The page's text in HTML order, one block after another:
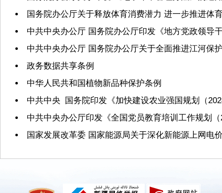
国务院办公厅关于释放体育消费潜力 进一步推进体
中共中央办公厅 国务院办公厅印发《地方党政领导
中共中央办公厅 国务院办公厅关于全面推进江河保
政务数据共享条例
中华人民共和国植物新品种保护条例
中共中央 国务院印发《加快建设农业强国规划（
中共中央办公厅印发《全国党员教育培训工作规划
国家发展改革委 国家能源局关于深化新能源上网电